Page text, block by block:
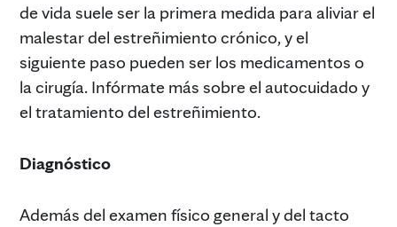
de vida suele ser la primera medida para aliviar el
malestar del estreñimiento crónico, y el
siguiente paso pueden ser los medicamentos o
la cirugía. Infórmate más sobre el autocuidado y
el tratamiento del estreñimiento.
Diagnóstico
Además del examen físico general y del tacto